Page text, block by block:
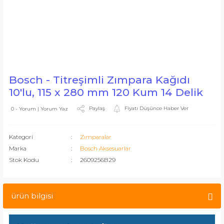
Bosch - Titreşimli Zımpara Kağıdı
10'lu, 115 x 280 mm 120 Kum 14 Delik
0 - Yorum | Yorum Yaz Paylaş Fiyatı Düşünce Haber Ver
Kategori
Zımparalar
Marka
Bosch Aksesuarlar
Stok Kodu
2609256B29
ürün bilgisi